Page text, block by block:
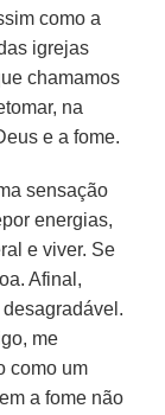
como a
igrejas
chamamos
na
e a fome.
sensação
energias,
e viver. Se
Afinal,
me
como um
a fome não